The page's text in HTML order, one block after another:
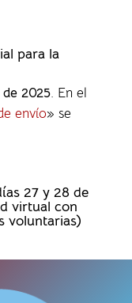
para la
2025. En el
envío» se
27 y 28 de
virtual con
voluntarias)